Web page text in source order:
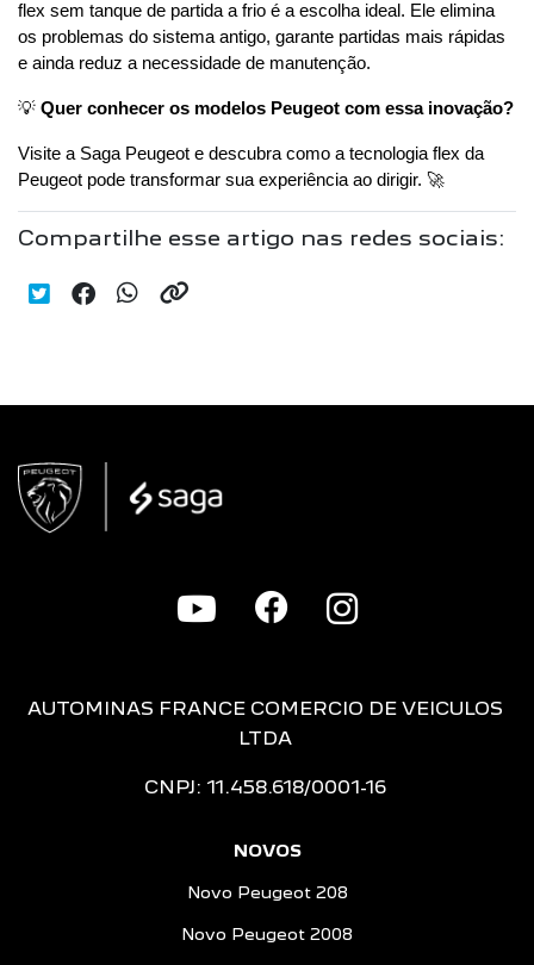
flex sem tanque de partida a frio é a escolha ideal. Ele elimina
os problemas do sistema antigo, garante partidas mais rápidas
e ainda reduz a necessidade de manutenção.
💡 Quer conhecer os modelos Peugeot com essa inovação?
Visite a Saga Peugeot e descubra como a tecnologia flex da
Peugeot pode transformar sua experiência ao dirigir. 🚀
Compartilhe esse artigo nas redes sociais:
AUTOMINAS FRANCE COMERCIO DE VEICULOS
LTDA
CNPJ: 11.458.618/0001-16
NOVOS
Novo Peugeot 208
Novo Peugeot 2008